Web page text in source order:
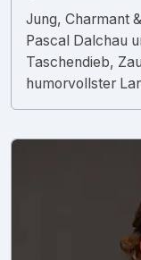
Jung, Charmant
Pascal Dalchau
Taschendieb,
humorvollster